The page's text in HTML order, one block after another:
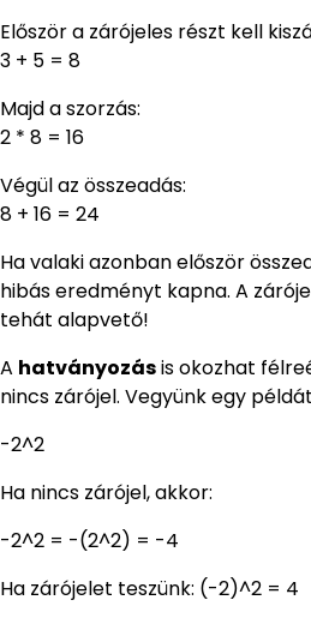
Először a zárójeles részt kell
3 + 5 = 8
Majd a szorzás:
2 * 8 = 16
Végül az összeadás:
8 + 16 = 24
Ha valaki azonban először
hibás eredményt kapna. A
tehát alapvető!
A hatványozásis okozhat
nincs zárójel. Vegyünk egy
-2^2
Ha nincs zárójel, akkor:
-2^2 = -(2^2) = -4
Ha zárójelet teszünk: (-2)^2 = 4